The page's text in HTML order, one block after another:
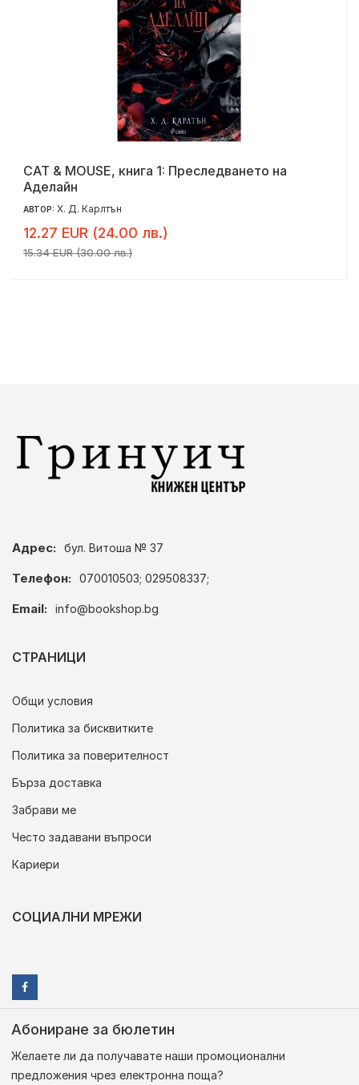
CAT & MOUSE, книга 1: Преследването на
Аделайн
АВТОР: Х. Д. Карлтън
12.27 EUR (24.00 лв.)
15.34 EUR (30.00 лв.)
Адрес: бул. Витоша № 37
Телефон: 070010503; 029508337;
Email: info@bookshop.bg
СТРАНИЦИ
Общи условия
Политика за бисквитките
Политика за поверителност
Бърза доставка
Забрави ме
Често задавани въпроси
Кариери
СОЦИАЛНИ МРЕЖИ
Абониране за бюлетин
Желаете ли да получавате наши промоционални
предложения чрез електронна поща?